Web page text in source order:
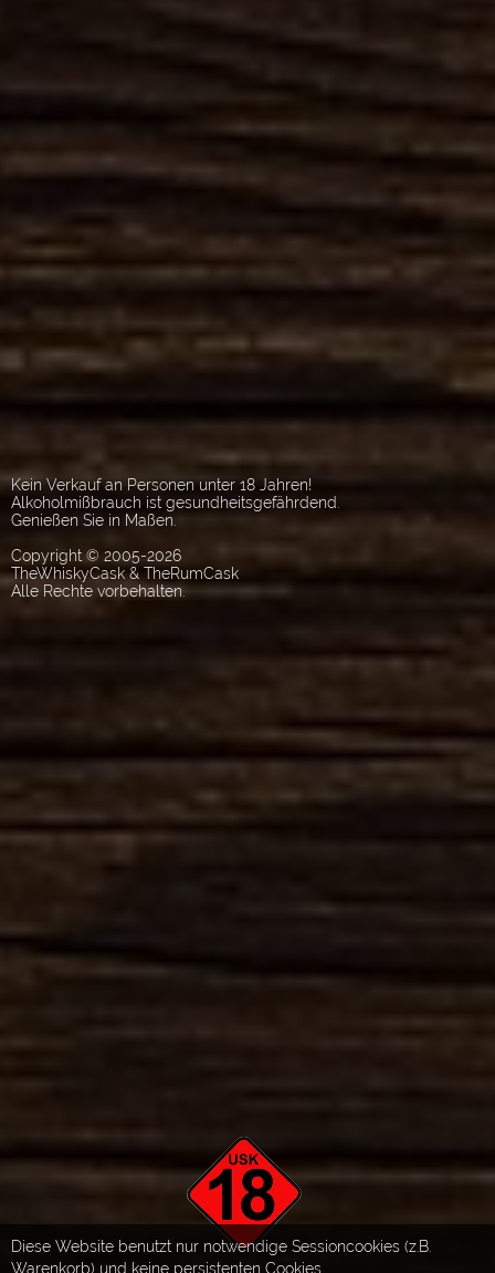
Diese Website benutzt nur notwendige Sessioncookies (z.B.
Warenkorb) und keine persistenten Cookies.
Kein Verkauf an Personen unter 18 Jahren!
Alkoholmißbrauch ist gesundheitsgefährdend.
Genießen Sie in Maßen.
Copyright © 2005-2026
TheWhiskyCask & TheRumCask
Alle Rechte vorbehalten.